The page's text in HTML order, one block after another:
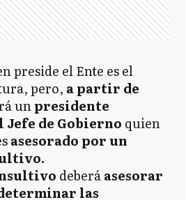
preside el Ente es el
pero, a partir de
unpresidente
Jefe de Gobierno quien
asesorado por un
deberáasesorar
las